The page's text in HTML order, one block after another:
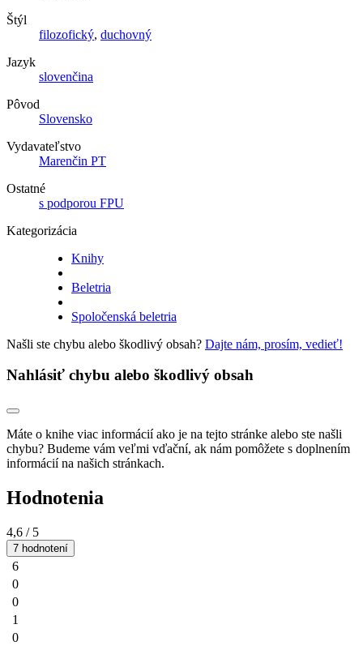
Štýl
filozofický, duchovný
Jazyk
slovenčina
Pôvod
Slovensko
Vydavateľstvo
Marenčin PT
Ostatné
s podporou FPU
Kategorizácia
Knihy
Beletria
Spoločenská beletria
Našli ste chybu alebo škodlivý obsah? Dajte nám, prosím, vedieť!
Nahlásiť chybu alebo škodlivý obsah
Máte o knihe viac informácií ako je na tejto stránke alebo ste našli
chybu? Budeme vám veľmi vďační, ak nám pomôžete s doplnením
informácií na našich stránkach.
Hodnotenia
4,6 / 5
7 hodnotení
6
0
0
1
0